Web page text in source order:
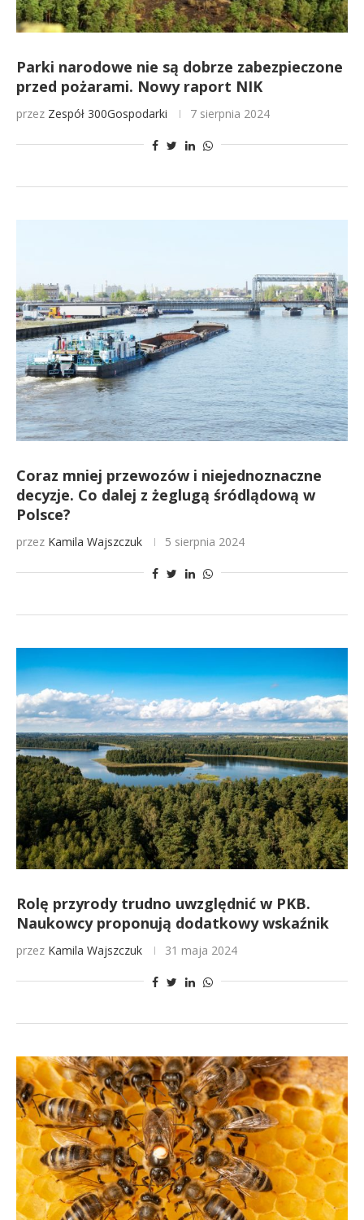
Parki narodowe nie są dobrze zabezpieczone
przed pożarami. Nowy raport NIK
przez Zespół 300Gospodarki 7 sierpnia 2024
Coraz mniej przewozów i niejednoznaczne
decyzje. Co dalej z żeglugą śródlądową w
Polsce?
przez Kamila Wajszczuk 5 sierpnia 2024
Rolę przyrody trudno uwzględnić w PKB.
Naukowcy proponują dodatkowy wskaźnik
przez Kamila Wajszczuk 31 maja 2024